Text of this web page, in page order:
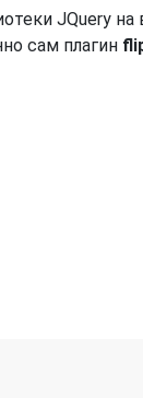
JQuery
сам плагин